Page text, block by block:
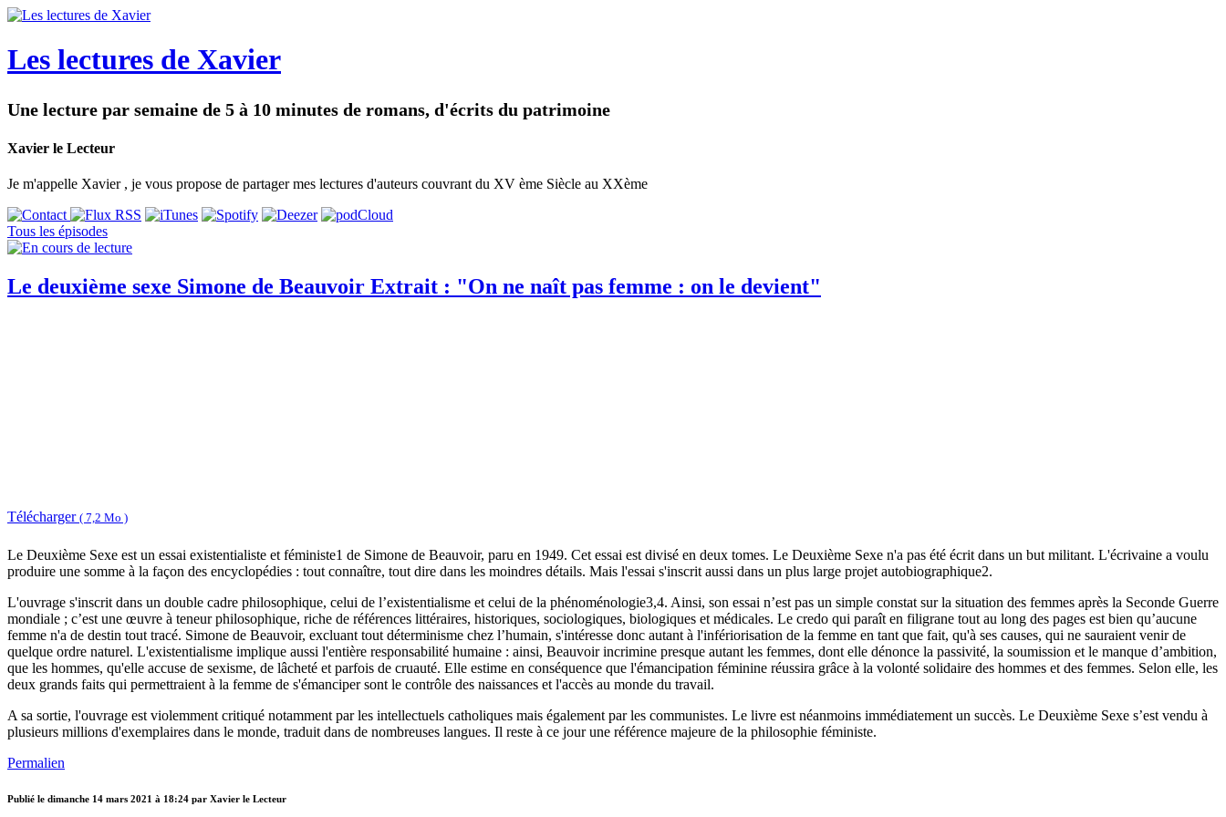
Les lectures de Xavier
Une lecture par semaine de 5 à 10 minutes de romans, d'écrits du patrimoine
Xavier le Lecteur
Je m'appelle Xavier , je vous propose de partager mes lectures d'auteurs couvrant du XV ème Siècle au XXème
Tous les épisodes
Le deuxième sexe Simone de Beauvoir Extrait : "On ne naît pas femme : on le devient"
Télécharger ( 7,2 Mo )
Le Deuxième Sexe est un essai existentialiste et féministe1 de Simone de Beauvoir, paru en 1949. Cet essai est divisé en deux tomes. Le Deuxième Sexe n'a pas été écrit dans un but militant. L'écrivaine a voulu
produire une somme à la façon des encyclopédies : tout connaître, tout dire dans les moindres détails. Mais l'essai s'inscrit aussi dans un plus large projet autobiographique2.
L'ouvrage s'inscrit dans un double cadre philosophique, celui de l’existentialisme et celui de la phénoménologie3,4. Ainsi, son essai n’est pas un simple constat sur la situation des femmes après la Seconde Guerre
mondiale ; c’est une œuvre à teneur philosophique, riche de références littéraires, historiques, sociologiques, biologiques et médicales. Le credo qui paraît en filigrane tout au long des pages est bien qu’aucune
femme n'a de destin tout tracé. Simone de Beauvoir, excluant tout déterminisme chez l’humain, s'intéresse donc autant à l'infériorisation de la femme en tant que fait, qu'à ses causes, qui ne sauraient venir de
quelque ordre naturel. L'existentialisme implique aussi l'entière responsabilité humaine : ainsi, Beauvoir incrimine presque autant les femmes, dont elle dénonce la passivité, la soumission et le manque d’ambition,
que les hommes, qu'elle accuse de sexisme, de lâcheté et parfois de cruauté. Elle estime en conséquence que l'émancipation féminine réussira grâce à la volonté solidaire des hommes et des femmes. Selon elle, les
deux grands faits qui permettraient à la femme de s'émanciper sont le contrôle des naissances et l'accès au monde du travail.
A sa sortie, l'ouvrage est violemment critiqué notamment par les intellectuels catholiques mais également par les communistes. Le livre est néanmoins immédiatement un succès. Le Deuxième Sexe s’est vendu à
plusieurs millions d'exemplaires dans le monde, traduit dans de nombreuses langues. Il reste à ce jour une référence majeure de la philosophie féministe.
Permalien
Publié le dimanche 14 mars 2021 à 18:24 par Xavier le Lecteur